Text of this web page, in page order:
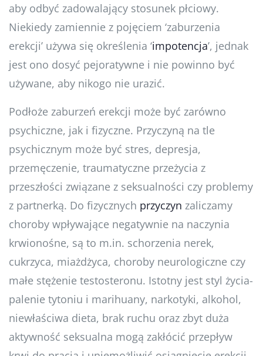
aby odbyć zadowalający stosunek płciowy.
Niekiedy zamiennie z pojęciem ‘zaburzenia
erekcji’ używa się określenia ‘impotencja’, jednak
jest ono dosyć pejoratywne i nie powinno być
używane, aby nikogo nie urazić.
Podłoże zaburzeń erekcji może być zarówno
psychiczne, jak i fizyczne. Przyczyną na tle
psychicznym może być stres, depresja,
przemęczenie, traumatyczne przeżycia z
przeszłości związane z seksualności czy problemy
z partnerką. Do fizycznych przyczyn zaliczamy
choroby wpływające negatywnie na naczynia
krwionośne, są to m.in. schorzenia nerek,
cukrzyca, miażdżyca, choroby neurologiczne czy
małe stężenie testosteronu. Istotny jest styl życia-
palenie tytoniu i marihuany, narkotyki, alkohol,
niewłaściwa dieta, brak ruchu oraz zbyt duża
aktywność seksualna mogą zakłócić przepływ